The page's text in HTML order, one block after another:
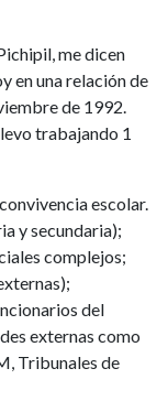
me dicen
en una relación de
de 1992.
trabajando 1
escolar.
y secundaria);
complejos;
del
externas como
Tribunales de